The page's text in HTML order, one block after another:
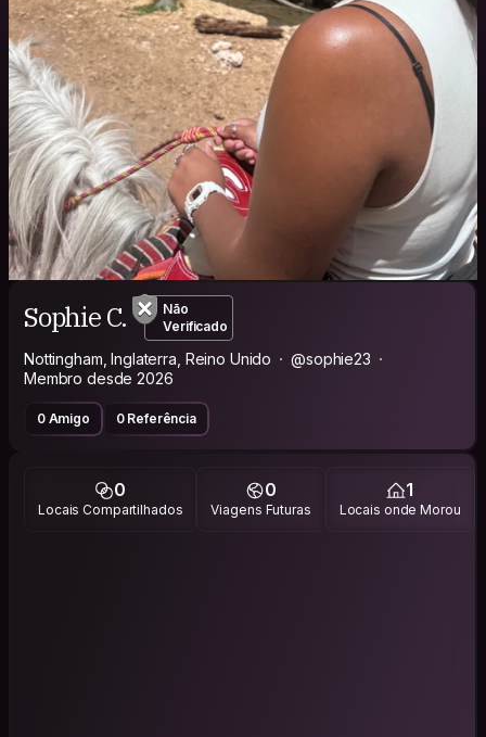
Sophie C.
Não
Verificado
Nottingham, Inglaterra, Reino Unido
@sophie23
Membro desde 2026
0 Amigo 0 Referência
0
Locais Compartilhados
0
Viagens Futuras
1
Locais onde Morou